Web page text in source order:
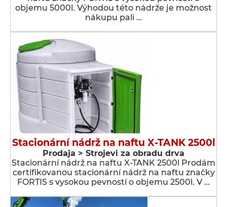
objemu 5000l. Výhodou této nádrže je možnost
nákupu pali …
Stacionární nádrž na naftu X-TANK 2500l
Prodaja > Strojevi za obradu drva
Stacionární nádrž na naftu X-TANK 2500l Prodám
certifikovanou stacionární nádrž na naftu značky
FORTIS s vysokou pevností o objemu 2500l. V …